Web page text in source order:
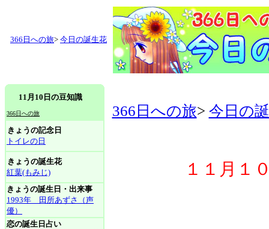
366日への旅> 今日の誕生花
11月10日の豆知識
366日への旅
きょうの記念日
トイレの日
きょうの誕生花
紅葉(もみじ)
きょうの誕生日・出来事
1993年 田所あずさ（声
優）
恋の誕生日占い
366日への旅> 今日の
１１月１